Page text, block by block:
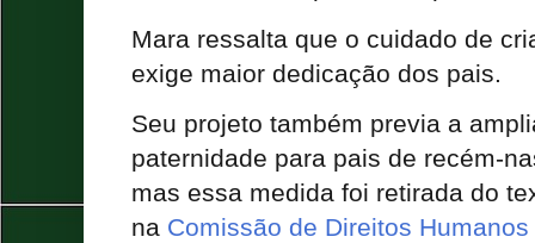
Mara ressalta que o cuidado de
exige maior dedicação dos pais.
Seu projeto também previa a
paternidade para pais de recém-
mas essa medida foi retirada do
na Comissão de Direitos Humanos